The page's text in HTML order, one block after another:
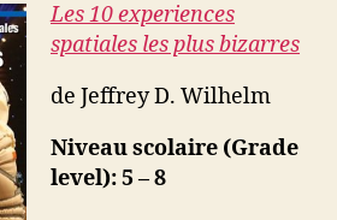
Les 10 experiences
spatiales les plus bizarres
de Jeffrey D. Wilhelm
Niveau scolaire (Grade
level): 5 – 8